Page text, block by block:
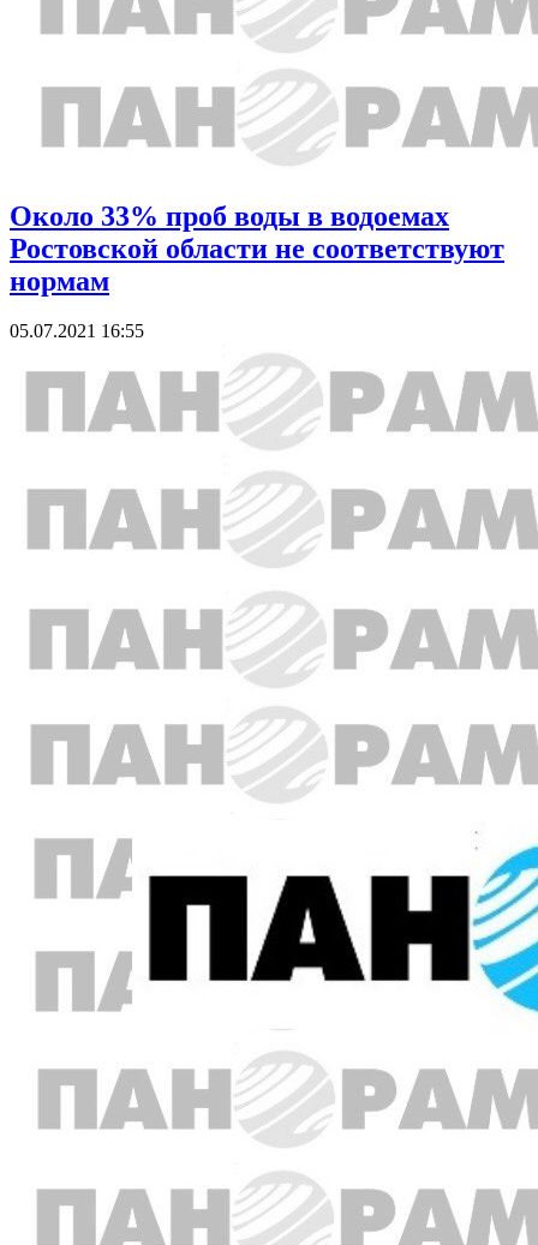
Около 33% проб воды в водоемах
Ростовской области не соответствуют
нормам
05.07.2021 16:55